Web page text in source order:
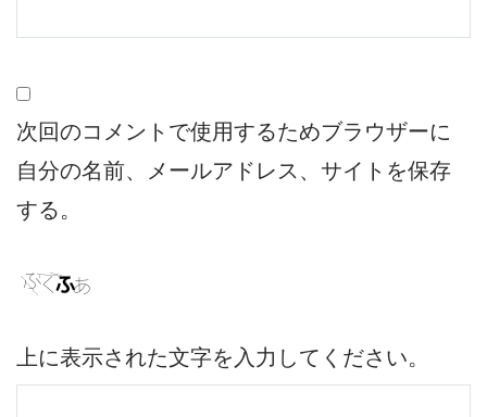
次回のコメントで使用するためブラウザーに
自分の名前、メールアドレス、サイトを保存
する。
上に表示された文字を入力してください。